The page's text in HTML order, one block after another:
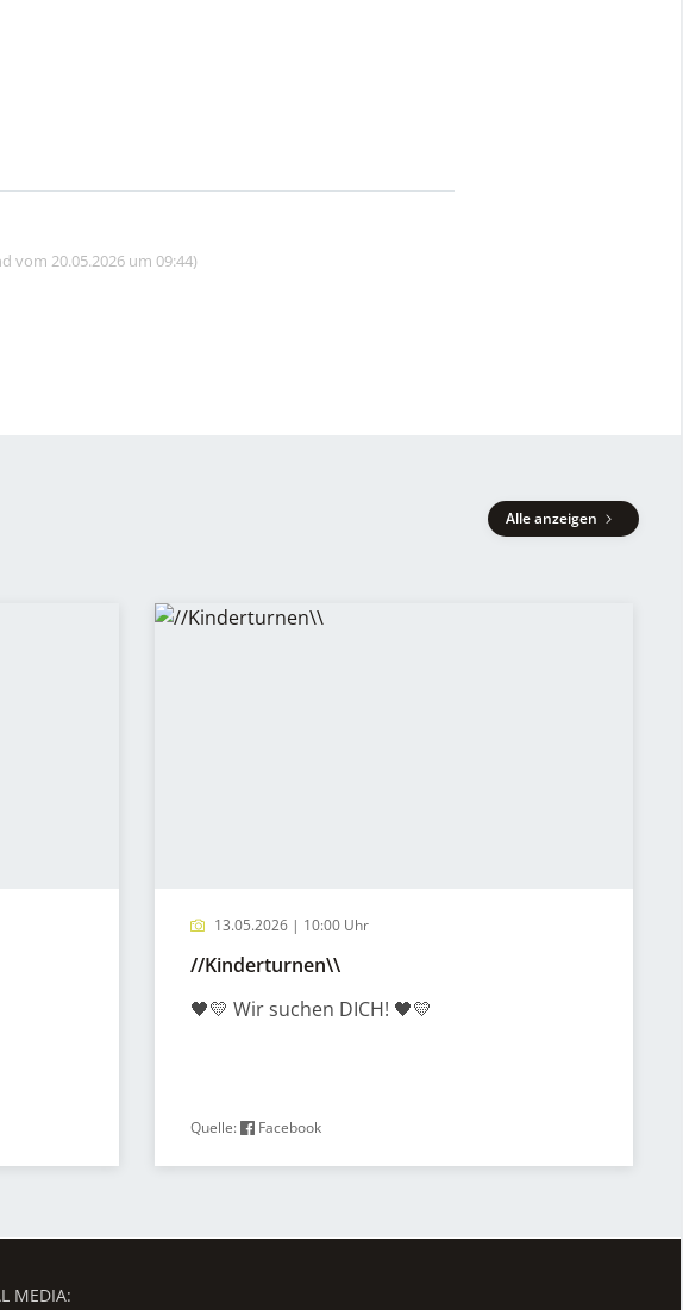
vom 20.05.2026 um 09:44)
Alle anzeigen
13.05.2026 | 10:00 Uhr
//Kinderturnen\\
🖤💛 Wir suchen DICH! 🖤💛
Quelle: Facebook
MEDIA: